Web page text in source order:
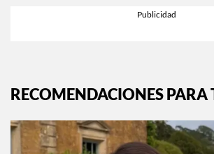
RECOMENDACIONES PARA